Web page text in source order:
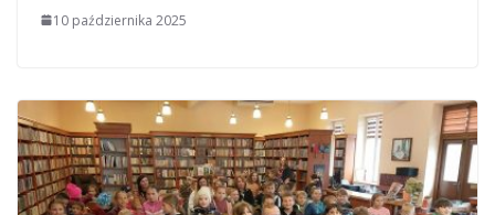
10 października 2025